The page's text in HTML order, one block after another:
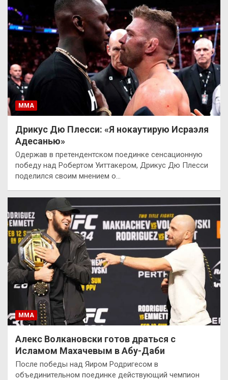
ММА
Дрикус Дю Плесси: «Я нокаутирую Исраэля
Адесанью»
Одержав в претендентском поединке сенсационную
победу над Робертом Уиттакером, Дрикус Дю Плесси
поделился своим мнением о…
ММА
Алекс Волкановски готов драться с
Исламом Махачевым в Абу-Даби
После победы над Яиром Родригесом в
объединительном поединке действующий чемпион